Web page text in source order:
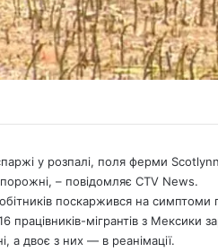
у розпалі, поля ферми Scotlynn
– повідомляє CTV News.
поскаржився на
працівників-мігрантів з Мексики
а двоє з них — в реанімації.